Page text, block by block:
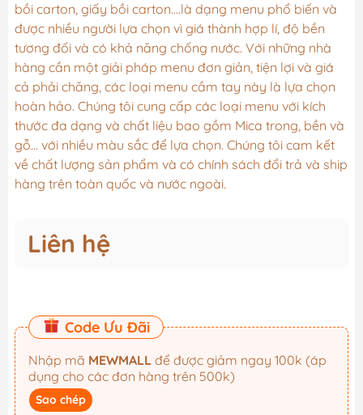
bồi carton, giấy bồi carton….là dạng menu phổ biến và
được nhiều người lựa chọn vì giá thành hợp lí, độ bền
tương đối và có khả năng chống nước. Với những nhà
hàng cần một giải pháp menu đơn giản, tiện lợi và giá
cả phải chăng, các loại menu cầm tay này là lựa chọn
hoàn hảo. Chúng tôi cung cấp các loại menu với kích
thước đa dạng và chất liệu bao gồm Mica trong, bền và
gỗ… với nhiều màu sắc để lựa chọn. Chúng tôi cam kết
về chất lượng sản phẩm và có chính sách đổi trả và ship
hàng trên toàn quốc và nước ngoài.
Liên hệ
Code Ưu Đãi
Nhập mã MEWMALL
dụng cho các đơn hàng trên 500k)
Sao chép